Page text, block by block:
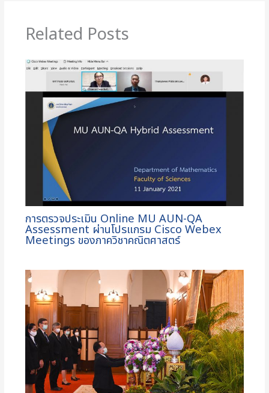
Related Posts
การตรวจประเมิน Online MU AUN-QA
Assessment ผ่านโปรแกรม Cisco Webex
Meetings ของภาควิชาคณิตศาสตร์